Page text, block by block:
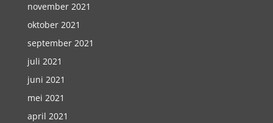
november 2021
oktober 2021
september 2021
juli 2021
juni 2021
mei 2021
april 2021